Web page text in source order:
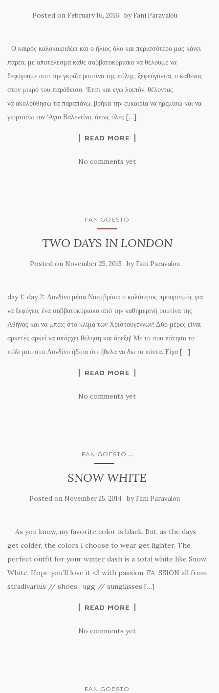
Posted on February 16, 2016 by Fani Paravalou
Ο καιρός καλοκαιριάζει και ο ήλιος όλο και περισσότερο μας κάνει
παρέα, με αποτέλεσμα κάθε σαββατοκύριακο να θέλουμε να
ξεφύγουμε απο την γκρίζα ρουτίνα της πόλης, ξεφεύγοντας ο καθένας
στον μικρό του παράδεισο. ‘Ετσι και εγω λοιπόν, θέλοντας
να ακολούθησω τα παραπάνω, βρήκα την ευκαιρία να ηρεμίσω και να
γιορτάσω τον ‘Αγιο Βαλεντίνο, όπως όλες […]
READ MORE
No comments yet
FANIGOESTO
TWO DAYS IN LONDON
Posted on November 25, 2015 by Fani Paravalou
day 1: day 2: Λονδίνο μέσα Νοεμβρίου: ο καλύτερος προορισμός για
να ξεφύγεις ένα σαββατοκύριακο από την καθημερινή ρουτίνα της
Αθήνας και να μπεις στο κλίμα των Χριστουγέννων! Δύο μέρες είναι
αρκετές αρκεί να υπάρχει θέληση και όρεξη! Με το που πάτησα το
πόδι μου στο Λονδίνο ήξερα ότι ήθελα να δω τα πάντα. Είχα […]
READ MORE
No comments yet
FANIGOESTO ...
SNOW WHITE
Posted on November 25, 2014 by Fani Paravalou
As you know, my favorite color is black. But, as the days
get colder, the colors I choose to wear get lighter. The
perfect outfit for your winter dash is a total white like Snow
White. Hope you’ll love it <3 with passion, FA-SSION all from
stradivarius // shoes : ugg // sunglasses […]
READ MORE
No comments yet
FANIGOESTO